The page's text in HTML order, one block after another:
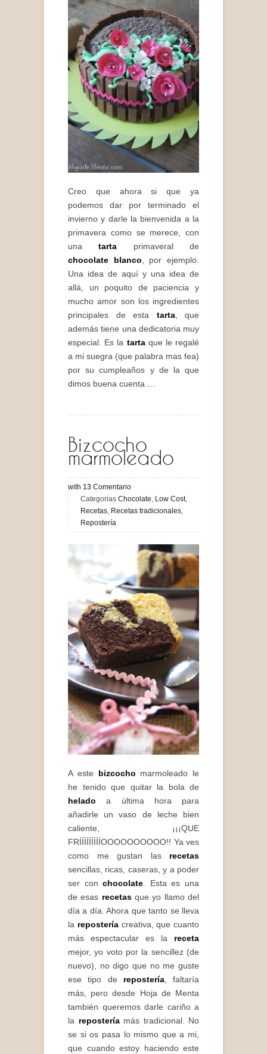
Creo que ahora si que ya
podemos dar por terminado el
invierno y darle la bienvenida a la
primavera como se merece, con
unatarta primaveral de
chocolate blanco , por ejemplo.
Una idea de aquí y una idea de
allá, un poquito de paciencia y
mucho amor son los ingredientes
principales de esta tarta, que
además tiene una dedicatoria muy
especial. Es la tartaque le regalé
a mi suegra (que palabra mas fea)
por su cumpleaños y de la que
dimos buena cuenta….
Bizcocho
marmoleado
with 13 Comentario
Categorias Chocolate Low Cost,
Recetas Recetas tradicionales
Repostería
A este bizcocho marmoleado le
he tenido que quitar la bola de
helado a última hora para
añadirle un vaso de leche bien
caliente, ¡¡¡QUE
FRÍÍÍÍÍÍÍÍÍOOOOOOOOOO!! Ya ves
como me gustan las recetas
sencillas, ricas, caseras, y a poder
ser conchocolate . Esta es una
de esas recetasque yo llamo del
día a día. Ahora que tanto se lleva
la reposteríacreativa, que cuanto
más espectacular es la receta
mejor, yo voto por la sencillez (de
nuevo), no digo que no me guste
ese tipo de repostería, faltaría
más, pero desde Hoja de Menta
también queremos darle cariño a
la reposteríamás tradicional. No
se si os pasa lo mismo que a mi,
que cuando estoy haciendo este